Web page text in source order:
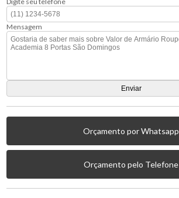
Mensagem
Orçamento por Whatsapp
Orçamento pelo Telefone